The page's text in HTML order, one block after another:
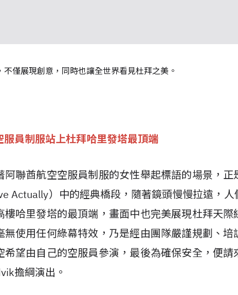
不僅展現創意，同時也讓全世界看見杜拜之美。
員制服站上杜拜哈里發塔最頂端
阿聯酋航空空服員制服的女性舉起標語的場景，正
Actually）中的經典橋段，隨著鏡頭慢慢拉遠，
樓哈里發塔的最頂端，畫面中也完美展現杜拜天際
無使用任何綠幕特效，乃是經由團隊嚴謹規劃、培
希望由自己的空服員參演，最後為確保安全，便請
擔綱演出。